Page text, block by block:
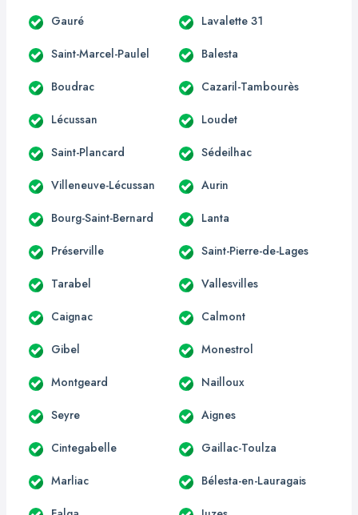
Gauré Lavalette 31
Saint-Marcel-Paulel Balesta
Boudrac Cazaril-Tambourès
Lécussan Loudet
Saint-Plancard Sédeilhac
Villeneuve-Lécussan Aurin
Bourg-Saint-Bernard Lanta
Préserville Saint-Pierre-de-Lages
Tarabel Vallesvilles
Caignac Calmont
Gibel Monestrol
Montgeard Nailloux
Seyre Aignes
Cintegabelle Gaillac-Toulza
Marliac Bélesta-en-Lauragais